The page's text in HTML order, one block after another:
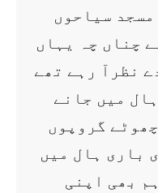
سیاحوں
چناں چہ یہاں
نظرآ رہے تھے
میں جانے
گروپوں
باری ہال میں
بھی اپنی